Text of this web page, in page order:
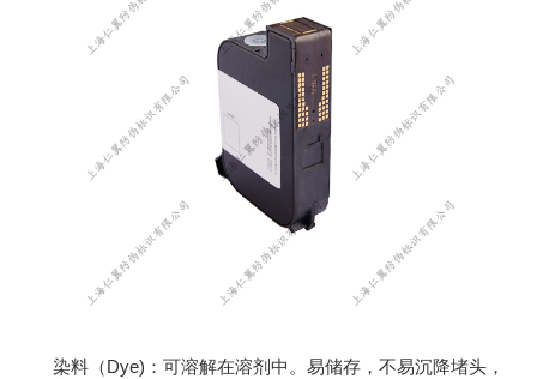
染料（Dye)：可溶解在溶剂中。易储存，不易沉降堵头，